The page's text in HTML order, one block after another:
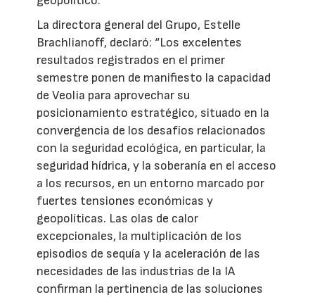
La directora general del Grupo, Estelle
Brachlianoff, declaró: “Los excelentes
resultados registrados en el primer
semestre ponen de manifiesto la capacidad
de Veolia para aprovechar su
posicionamiento estratégico, situado en la
convergencia de los desafíos relacionados
con la seguridad ecológica, en particular, la
seguridad hídrica, y la soberanía en el acceso
a los recursos, en un entorno marcado por
fuertes tensiones económicas y
geopolíticas. Las olas de calor
excepcionales, la multiplicación de los
episodios de sequía y la aceleración de las
necesidades de las industrias de la IA
confirman la pertinencia de las soluciones